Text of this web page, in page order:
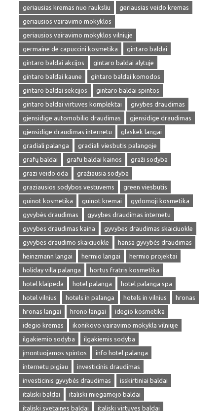
geriausias kremas nuo rauksliu
geriausias veido kremas
geriausios vairavimo mokyklos
geriausios vairavimo mokyklos vilniuje
germaine de capuccini kosmetika
gintaro baldai
gintaro baldai akcijos
gintaro baldai alytuje
gintaro baldai kaune
gintaro baldai komodos
gintaro baldai sekcijos
gintaro baldai spintos
gintaro baldai virtuves komplektai
givybes draudimas
gjensidige automobilio draudimas
gjensidige draudimas
gjensidige draudimas internetu
glaskek langai
gradiali palanga
gradiali viesbutis palangoje
grafų baldai
grafu baldai kainos
graži sodyba
grazi veido oda
gražiausia sodyba
graziausios sodybos vestuvems
green viesbutis
guinot kosmetika
guinot kremai
gydomoji kosmetika
gyvybės draudimas
gyvybes draudimas internetu
gyvybes draudimas kaina
gyvybes draudimas skaiciuokle
gyvybes draudimo skaiciuokle
hansa gyvybės draudimas
heinzmann langai
hermio langai
hermio projektai
holiday villa palanga
hortus fratris kosmetika
hotel klaipeda
hotel palanga
hotel palanga spa
hotel vilnius
hotels in palanga hotels in vilnius
hronas
hronas langai
hrono langai
idegio kosmetika
idegio kremas
ikonikovo vairavimo mokykla vilniuje
ilgakiemio sodyba
ilgakiemis sodyba
įmontuojamos spintos
info hotel palanga
internetu pigiau
investicinis draudimas
investicinis gyvybės draudimas
isskirtiniai baldai
italiski baldai
italiski miegamojo baldai
italiski svetaines baldai
italiski virtuves baldai